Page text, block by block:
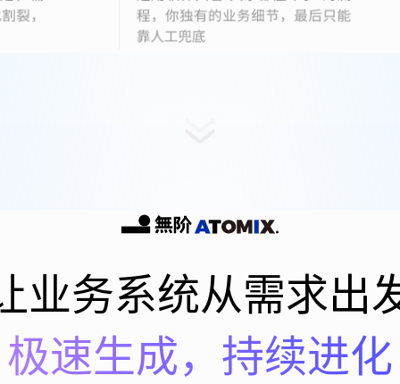
业务系统从需求出
极速生成，持续进化